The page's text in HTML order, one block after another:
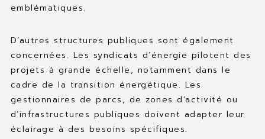
emblématiques.
D’autres structures publiques sont également
concernées. Les syndicats d’énergie pilotent des
projets à grande échelle, notamment dans le
cadre de la transition énergétique. Les
gestionnaires de parcs, de zones d’activité ou
d’infrastructures publiques doivent adapter leur
éclairage à des besoins spécifiques.